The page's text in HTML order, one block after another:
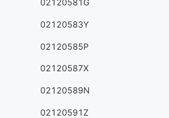
02120581G
02120583Y
02120585P
02120587X
02120589N
02120591Z